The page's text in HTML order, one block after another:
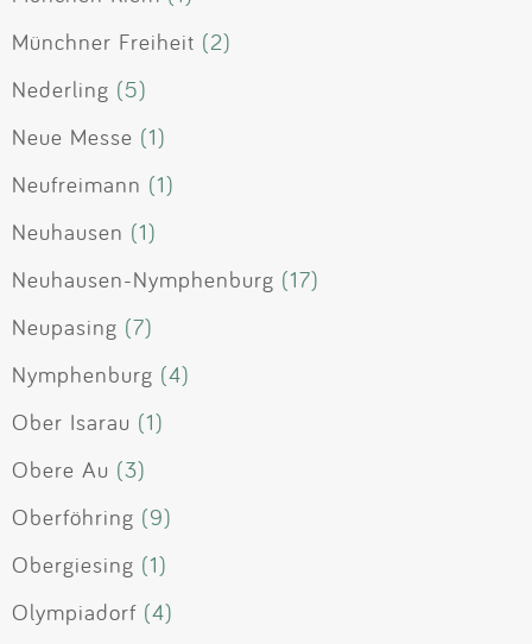
Münchner Freiheit (2)
Nederling (5)
Neue Messe (1)
Neufreimann (1)
Neuhausen (1)
Neuhausen-Nymphenburg (17)
Neupasing (7)
Nymphenburg (4)
Ober Isarau (1)
Obere Au (3)
Oberföhring (9)
Obergiesing (1)
Olympiadorf (4)